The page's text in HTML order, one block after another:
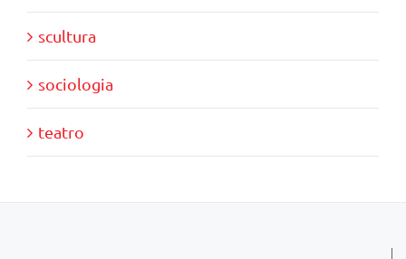
scultura
sociologia
teatro